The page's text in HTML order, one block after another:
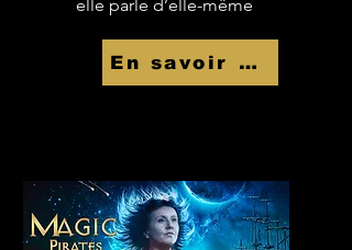
elle parle d’elle-même
En savoir Plus